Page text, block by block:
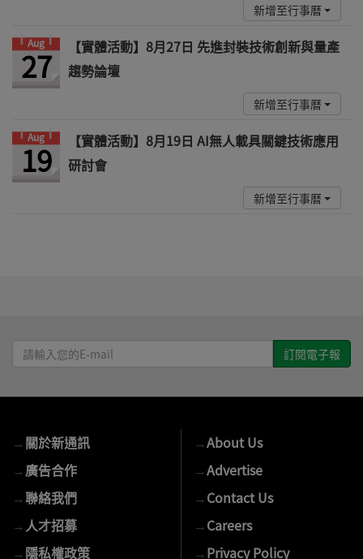
新增至行事曆
Aug
27
【實體活動】8月27日 先進封裝技術創新與量產
趨勢論壇
新增至行事曆
Aug
19
【實體活動】8月19日 AI無人載具關鍵技術應用
研討會
新增至行事曆
請
輸
E-
mail
→關於新通訊
→廣告合作
→聯絡我們
→ 人才招募
→隱私權政策
→About Us
→Advertise
→Contact Us
→Careers
→Privacy Policy